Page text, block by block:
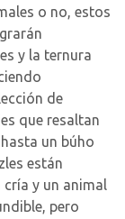
o no, estos
y la ternura
de
que resaltan
un búho
están
cría y un animal
pero